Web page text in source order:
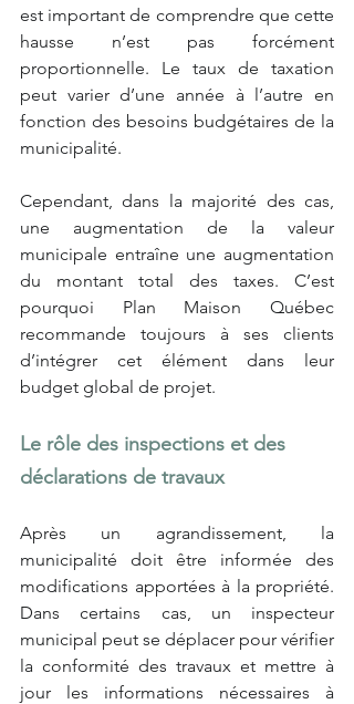
est important de comprendre que cette
hausse n’est pas forcément
proportionnelle. Le taux de taxation
peut varier d’une année à l’autre en
fonction des besoins budgétaires de la
municipalité.
Cependant, dans la majorité des cas,
une augmentation de la valeur
municipale entraîne une augmentation
du montant total des taxes. C’est
pourquoi Plan Maison Québec
recommande toujours à ses clients
d’intégrer cet élément dans leur
budget global de projet.
Le rôle des inspections et des
déclarations de travaux
Après un agrandissement, la
municipalité doit être informée des
modifications apportées à la propriété.
Dans certains cas, un inspecteur
municipal peut se déplacer pour vérifier
la conformité des travaux et mettre à
jour les informations nécessaires à